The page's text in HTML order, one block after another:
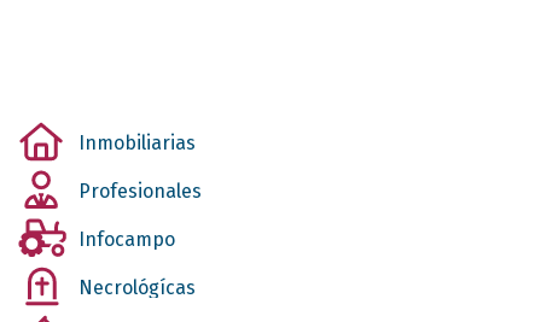
Inmobiliarias
Profesionales
Infocampo
Necrológícas